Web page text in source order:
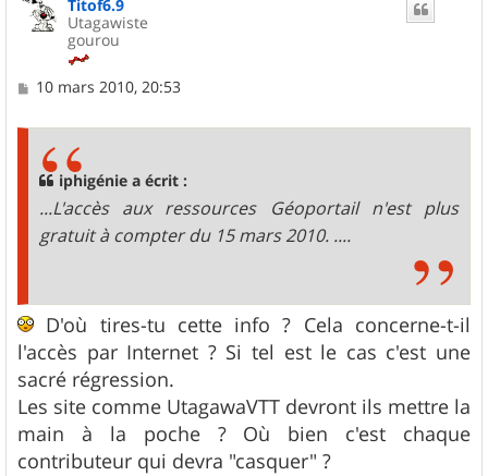
Titof6.9
Utagawiste
gourou
M10 mars 2010, 20:53
iphigénie a écrit :
...L'accès aux ressources Géoportail n'est plus
gratuit à compter du 15 mars 2010. ....
D'où tires-tu cette info ? Cela concerne-t-il
l'accès par Internet ? Si tel est le cas c'est une
sacré régression.
Les site comme UtagawaVTT devront ils mettre la
main à la poche ? Où bien c'est chaque
contributeur qui devra "casquer" ?